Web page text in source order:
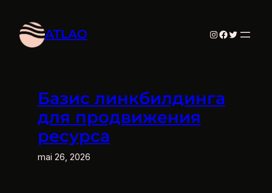
contenu
ATLAO Instagram
Facebook
Twitter
Базис линкбилдинга
для продвижения
ресурса
mai 26, 2026